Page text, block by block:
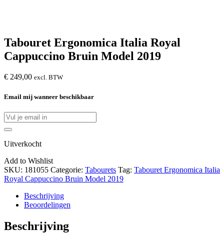
Tabouret Ergonomica Italia Royal
Cappuccino Bruin Model 2019
€ 249,00 excl. BTW
Email mij wanneer beschikbaar
Uitverkocht
Add to Wishlist
SKU: 181055 Categorie: Tabourets Tag: Tabouret Ergonomica Italia
Royal Cappuccino Bruin Model 2019
Beschrijving
Beoordelingen
Beschrijving